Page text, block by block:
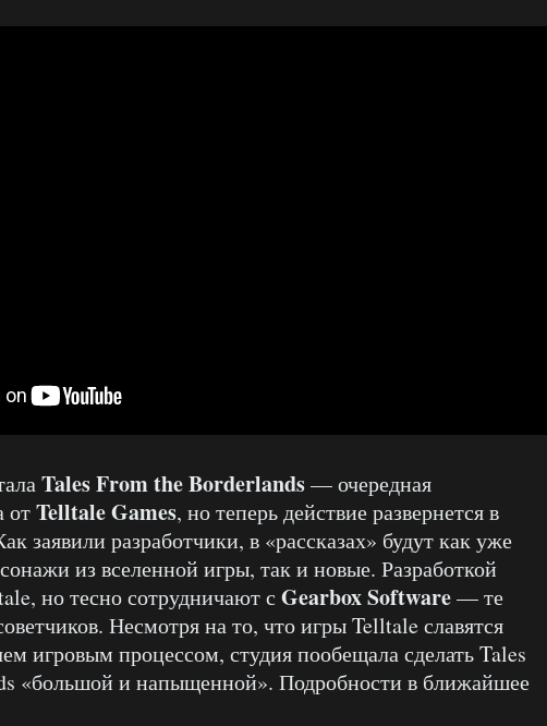
Tales From the Borderlands— очередная
отTelltale Games, но теперь действие развернется в
заявили разработчики, в «рассказах» будут как уже
из вселенной игры, так и новые. Разработкой
но тесно сотрудничают с Gearbox Software— те
Несмотря на то, что игры Telltale славятся
игровым процессом, студия пообещала сделать Tales
«большой и напыщенной». Подробности в ближайшее